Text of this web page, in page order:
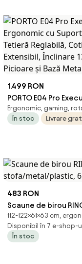
1.499 RON
PORTO E04 Pro
Ergonomic cu
Tetieră Reglabilă,
Ergonomic, gaming,
În stoc
Livrare
483 RON
Scaune de birou
stofa/metal/plastic,
112-122×61×63 cm,
Disponibil în 7 e-shop-
În stoc